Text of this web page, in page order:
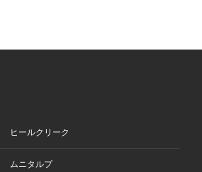
ヒールクリーク
ムニタルプ